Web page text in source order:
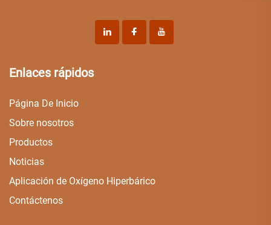
Enlaces rápidos
Página De Inicio
Sobre nosotros
Productos
Noticias
Aplicación de Oxígeno Hiperbárico
Contáctenos